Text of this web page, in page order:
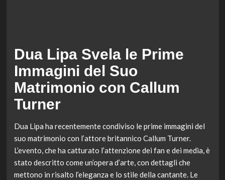
Dua Lipa Svela le Prime
Immagini del Suo
Matrimonio con Callum
Turner
Dua Lipa ha recentemente condiviso le prime immagini del
suo matrimonio con l’attore britannico Callum Turner.
L’evento, che ha catturato l’attenzione dei fan e dei media, è
stato descritto come un’opera d’arte, con dettagli che
mettono in risalto l’eleganza e lo stile della cantante. Le